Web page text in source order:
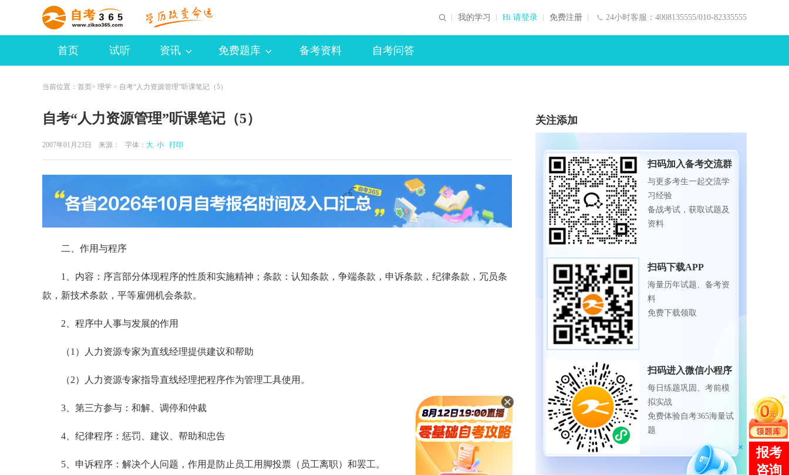
24小时客服：4008135555/010-82335555
我的学习 Hi 请登录 免费注册
首页 试听 资讯 免费题库 备考资料 自考问答
当前位置： 首页> 理学 > 自考“人力资源管理”听课笔记（5）
自考“人力资源管理”听课笔记（5）
2007年01月23日 来源： 字体： 大 小 打印
二、作用与程序
1、内容：序言部分体现程序的性质和实施精神；条款：认知条款，争端条款，申诉条款，纪律条款，冗员条
款，新技术条款，平等雇佣机会条款。
2、程序中人事与发展的作用
（1）人力资源专家为直线经理提供建议和帮助
（2）人力资源专家指导直线经理把程序作为管理工具使用。
3、第三方参与：和解、调停和仲裁
4、纪律程序：惩罚、建议、帮助和忠告
5、申诉程序：解决个人问题，作用是防止员工用脚投票（员工离职）和罢工。
关注添加
扫码加入备考交流群
与更多考生一起交流学
习经验
备战考试，获取试题及
资料
扫码下载APP
海量历年试题、备考资
料
免费下载领取
扫码进入微信小程序
每日练题巩固、考前模
拟实战
免费体验自考365海量试
题